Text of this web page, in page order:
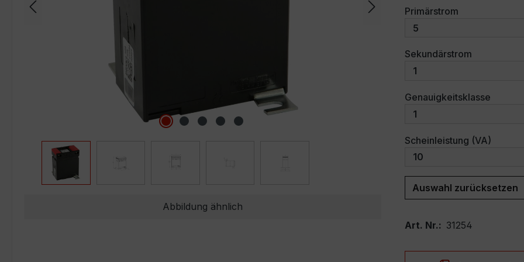
Abbildung ähnlich
Primärstrom
Sekundärstrom
Genauigkeitsklasse
Scheinleistung (VA)
Auswahl zurücksetzen
Art. Nr.: 31254